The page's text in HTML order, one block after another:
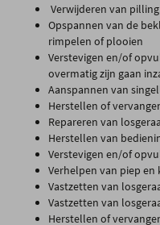
Verwijderen van
Opspannen van de
rimpelen of plooien
Verstevigen en/of
overmatig zijn gaan
Aanspannen van
Herstellen of
Repareren van
Herstellen van
Verstevigen en/of
Verhelpen van piep en
Vastzetten van
Vastzetten van
Herstellen of